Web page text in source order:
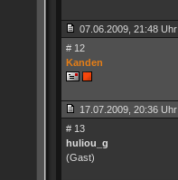
07.06.2009, 21:48 Uhr
# 12
Kanden
17.07.2009, 20:36 Uhr
# 13
huliou_g
(Gast)